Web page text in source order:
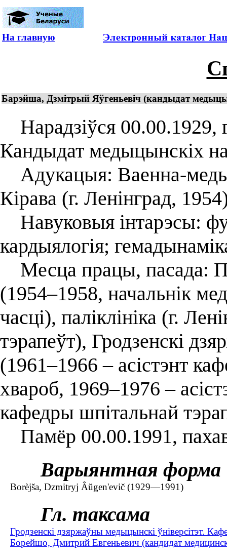
На главную
Барэйша, Дзмітрый Яўгеньевіч (кандыдат
Нарадзіўся 00.00.1929,
Кандыдат медыцынскіх
Адукацыя: Ваенна-
Кірава (г. Ленінград,
Навуковыя інтарэсы:
кардыялогія;
Месца працы, пасада:
(1954–1958, начальнік
часці), паліклініка (г.
тэрапеўт), Гродзенскі
(1961–1966 – асістэнт
хвароб, 1969–1976 –
кафедры шпітальнай
Памёр 00.00.1991,
Варыянтная форма
Borèjša, Dzmitryj Âŭgen'evič (1929—1991)
Гл. таксама
Гродзенскі дзяржаўны медыцынскі ўніверсітэт.
Борейшо, Дмитрий Евгеньевич (кандидат